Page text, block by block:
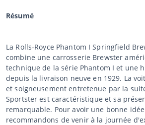
Résumé
La Rolls-Royce Phantom I Springfield
combine une carrosserie Brewster
technique de la série Phantom I et une
depuis la livraison neuve en 1929. La
et soigneusement entretenue par la
Sportster est caractéristique et sa
remarquable. Pour avoir une bonne
recommandons de venir à la journée